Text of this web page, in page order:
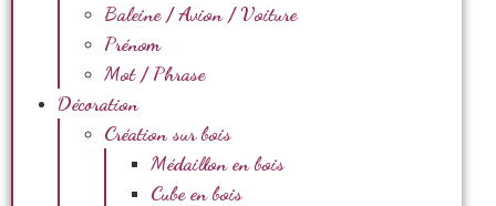
Baleine / Avion / Voiture
Prénom
Mot / Phrase
Décoration
Création sur bois
Médaillon en bois
Cube en bois